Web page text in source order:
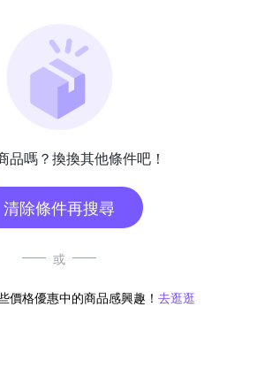
品嗎？換換其他條件吧！
清除條件再搜尋
或
價格優惠中的商品感興趣！ 去逛逛